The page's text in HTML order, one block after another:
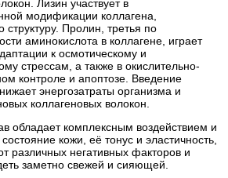
Лизин участвует в
модификации коллагена,
структуру. Пролин, третья по
аминокислота в коллагене, играет
к осмотическому и
стрессам, а также в окислительно-
контроле и апоптозе. Введение
энергозатраты организма и
коллагеновых волокон.
обладает комплексным воздействием и
кожи, её тонус и эластичность,
различных негативных факторов и
заметно свежей и сияющей.